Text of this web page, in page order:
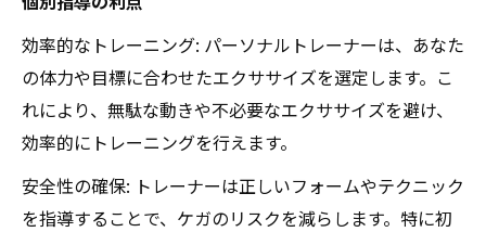
効率的なトレーニング: パーソナルトレーナーは、あなた
の体力や目標に合わせたエクササイズを選定します。こ
れにより、無駄な動きや不必要なエクササイズを避け、
効率的にトレーニングを行えます。
安全性の確保: トレーナーは正しいフォームやテクニック
を指導することで、ケガのリスクを減らします。特に初